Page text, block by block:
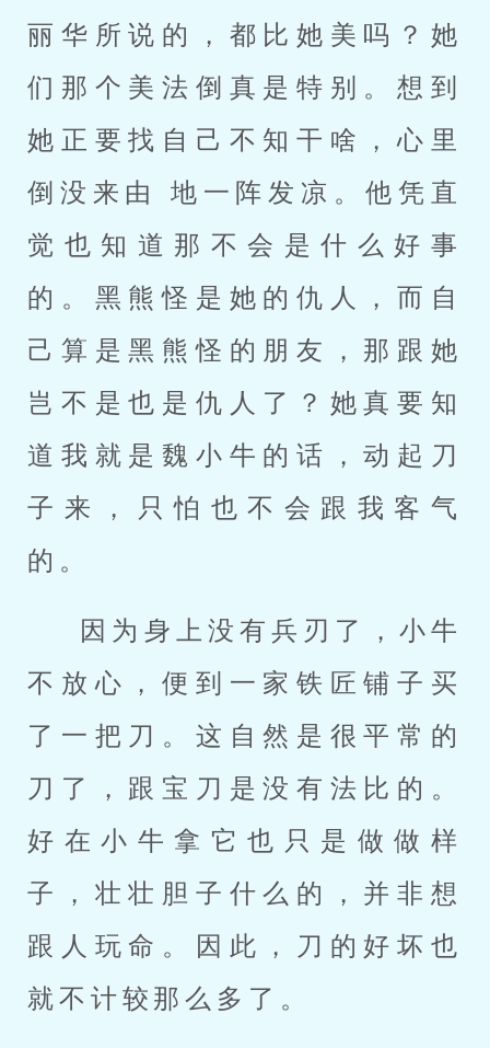
丽华所说的，都比她美吗？她
们那个美法倒真是特别。想到
她正要找自己不知干啥，心里
倒没来由 地一阵发凉。他凭直
觉也知道那不会是什么好事
的。黑熊怪是她的仇人，而自
己算是黑熊怪的朋友，那跟她
岂不是也是仇人了？她真要知
道我就是魏小牛的话，动起刀
子来，只怕也不会跟我客气
的。
因为身上没有兵刃了，小牛
不放心，便到一家铁匠铺子买
了一把刀。这自然是很平常的
刀了，跟宝刀是没有法比的。
好在小牛拿它也只是做做样
子，壮壮胆子什么的，并非想
跟人玩命。因此，刀的好坏也
就不计较那么多了。